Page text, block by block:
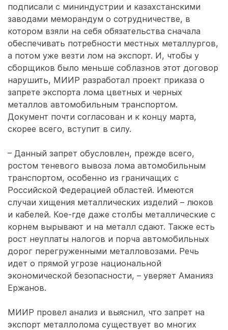
подписали с мининдустрии и казахстанскими
заводами меморандум о сотрудничестве, в
котором взяли на себя обязательства сначала
обеспечивать потребности местных металлургов,
а потом уже везти лом на экспорт. И, чтобы у
сборщиков было меньше соблазнов этот договор
нарушить, МИИР разработал проект приказа о
запрете экспорта лома цветных и черных
металлов автомобильным транспортом.
Документ почти согласован и к концу марта,
скорее всего, вступит в силу.
– Данный запрет обусловлен, прежде всего,
ростом теневого вывоза лома автомобильным
транспортом, особенно из граничащих с
Российской Федерацией областей. Имеются
случаи хищения металлических изделий – люков
и кабелей. Кое-где даже столбы металлические с
корнем вырывают и на металл сдают. Также есть
рост неуплаты налогов и порча автомобильных
дорог перегруженными металловозами. Речь
идет о прямой угрозе национальной
экономической безопасности, – уверяет Аманияз
Ержанов.
МИИР провел анализ и выяснил, что запрет на
экспорт металлолома существует во многих